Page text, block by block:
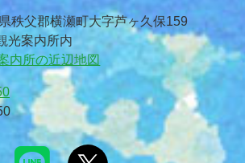
秩父郡横瀬町大字芦ヶ久保159
光案内所内
内所の近辺地図